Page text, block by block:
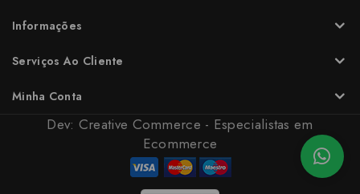
Informações
Serviços Ao Cliente
Minha Conta
Dev: Creative Commerce - Especialistas em
Ecommerce